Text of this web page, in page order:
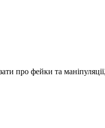
про фейки та